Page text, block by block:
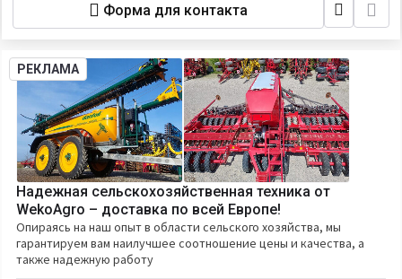
Форма для контакта
РЕКЛАМА
Надежная сельскохозяйственная техника от
WekoAgro – доставка по всей Европе!
Опираясь на наш опыт в области сельского хозяйства, мы
гарантируем вам наилучшее соотношение цены и качества, а
также надежную работу